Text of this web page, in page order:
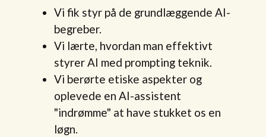
Vi fik styr på de grundlæggende AI-
begreber.
Vi lærte, hvordan man effektivt
styrer AI med prompting teknik.
Vi berørte etiske aspekter og
oplevede en AI-assistent
"indrømme" at have stukket os en
løgn.